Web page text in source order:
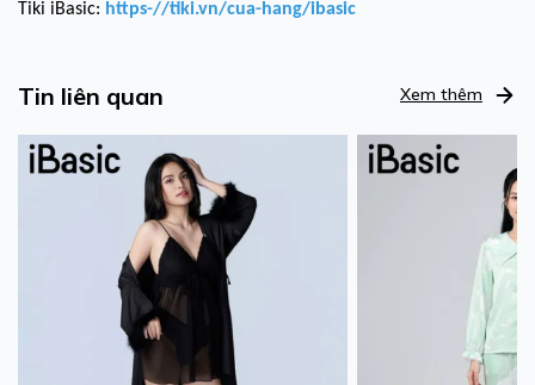
Tiki iBasic: https-//tiki.vn/cua-hang/ibasic
Tin liên quan Xem thêm